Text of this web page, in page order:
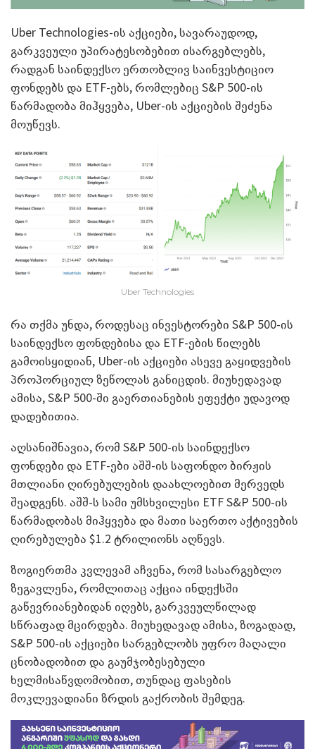
Uber Technologies-ის აქციები, სავარაუდოდ,
გარკვეული უპირატესობებით ისარგებლებს,
რადგან საინდექსო ერთობლივ საინვესტიციო
ფონდებს და ETF-ებს, რომლებიც S&P 500-ის
წარმადობა მიჰყვება, Uber-ის აქციების შეძენა
მოუწევს.
Uber Technologies
რა თქმა უნდა, როდესაც ინვესტორები S&P 500-ის
საინდექსო ფონდებისა და ETF-ების წილებს
გამოისყიდიან, Uber-ის აქციები ასევე გაყიდვების
პროპორციულ ზეწოლას განიცდის. მიუხედავად
ამისა, S&P 500-ში გაერთიანების ეფექტი უდავოდ
დადებითია.
აღსანიშნავია, რომ S&P 500-ის საინდექსო
ფონდები და ETF-ები აშშ-ის საფონდო ბირჟის
მთლიანი ღირებულების დაახლოებით მერვედს
შეადგენს. აშშ-ს სამი უმსხვილესი ETF S&P 500-ის
წარმადობას მიჰყვება და მათი საერთო აქტივების
ღირებულება $1.2 ტრილიონს აღწევს.
ზოგიერთმა კვლევამ აჩვენა, რომ სასარგებლო
ზეგავლენა, რომლითაც აქცია ინდექსში
გაწევრიანებიდან იღებს, გარკვეულწილად
სწრაფად მცირდება. მიუხედავად ამისა, ზოგადად,
S&P 500-ის აქციები სარგებლობს უფრო მაღალი
ცნობადობით და გაუმჯობესებული
ხელმისაწვდომობით, თუნდაც ფასების
მოკლევადიანი ზრდის გაქრობის შემდეგ.